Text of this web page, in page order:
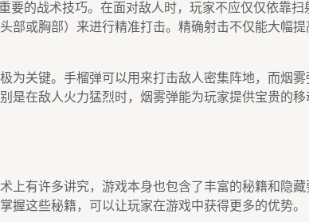
要的战术技巧。在面对敌人时，玩家不应仅仅依靠扫
部或胸部）来进行精准打击。精确射击不仅能大幅提
为关键。手榴弹可以用来打击敌人密集阵地，而烟雾
是在敌人火力猛烈时，烟雾弹能为玩家提供宝贵的移
上有许多讲究，游戏本身也包含了丰富的秘籍和隐藏
握这些秘籍，可以让玩家在游戏中获得更多的优势。